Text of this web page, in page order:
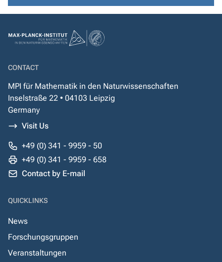
CONTACT
MPI für Mathematik in den Naturwissenschaften
Inselstraße 22 • 04103 Leipzig
Germany
Visit Us
+49 (0) 341 - 9959 - 50
+49 (0) 341 - 9959 - 658
Contact by E-mail
QUICKLINKS
News
Forschungsgruppen
Veranstaltungen